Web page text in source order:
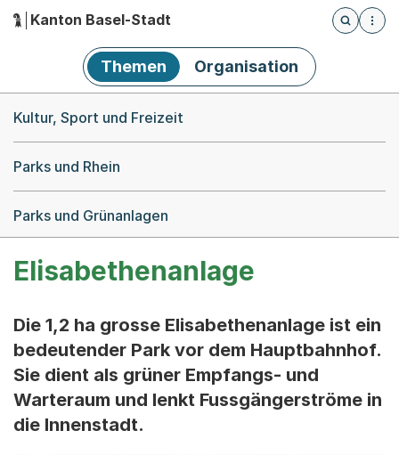
Hauptnavigation
Kanton Basel-Stadt
Öffnet
Themen Organisation
Kultur, Sport und Freizeit
Parks und Rhein
Parks und Grünanlagen
Elisabethenanlage
Die 1,2 ha grosse Elisabethenanlage ist ein
bedeutender Park vor dem Hauptbahnhof.
Sie dient als grüner Empfangs- und
Warteraum und lenkt Fussgängerströme in
die Innenstadt.